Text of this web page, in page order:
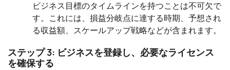
ビジネス目標のタイムラインを持つことは不可欠で
す。これには、損益分岐点に達する時期、予想され
る収益額、スケールアップ戦略などが含まれます。
ステップ 3: ビジネスを登録し、必要なライセンス
を確保する